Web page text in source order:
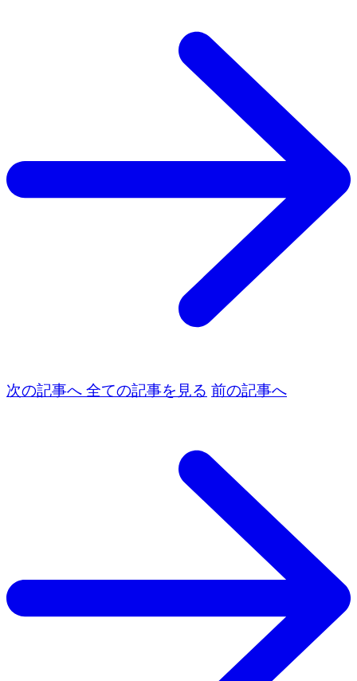
次の記事へ 全ての記事を見る 前の記事へ